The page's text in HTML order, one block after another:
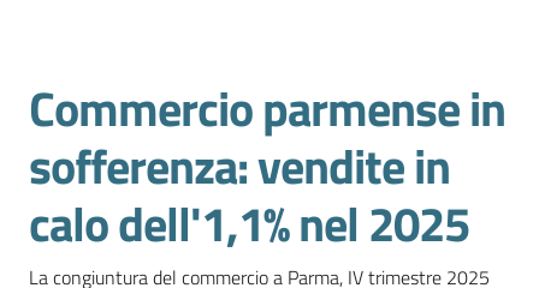
dell'Emilia
Gestire
l'impresa
Salta al contenuto
Commercio parmense in
sofferenza: vendite in
calo dell'1,1% nel 2025
La congiuntura del commercio a Parma, IV trimestre 2025